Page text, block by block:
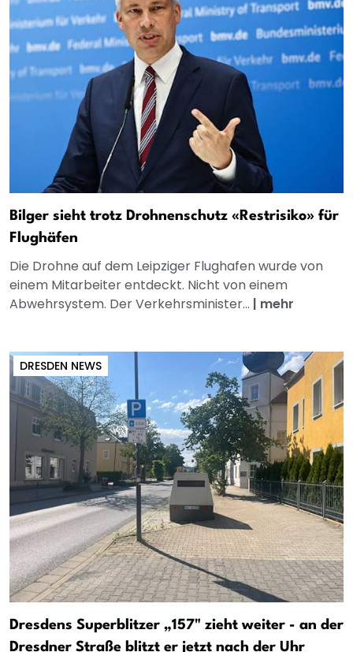
Bilger sieht trotz Drohnenschutz «Restrisiko» für
Flughäfen
Die Drohne auf dem Leipziger Flughafen wurde von
einem Mitarbeiter entdeckt. Nicht von einem
Abwehrsystem. Der Verkehrsminister... | mehr
DRESDEN NEWS
Dresdens Superblitzer „157" zieht weiter - an der
Dresdner Straße blitzt er jetzt nach der Uhr